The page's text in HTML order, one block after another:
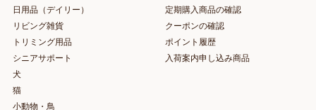
日用品（デイリー）
リビング雑貨
トリミング用品
シニアサポート
犬
猫
小動物・鳥
定期購入商品の確認
クーポンの確認
ポイント履歴
入荷案内申し込み商品